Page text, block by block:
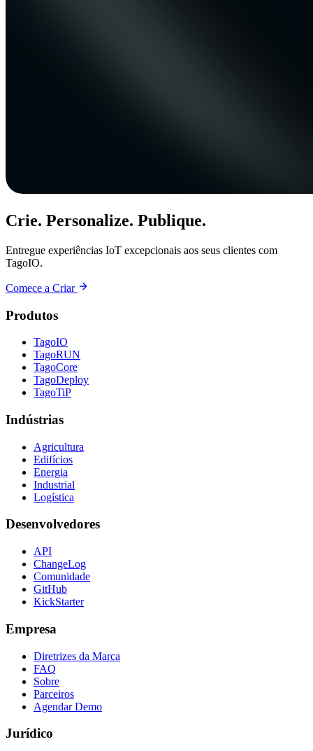
Crie. Personalize. Publique.
Entregue experiências IoT excepcionais aos seus clientes com
TagoIO.
Comece a Criar
Produtos
TagoIO
TagoRUN
TagoCore
TagoDeploy
TagoTiP
Indústrias
Agricultura
Edifícios
Energia
Industrial
Logística
Desenvolvedores
API
ChangeLog
Comunidade
GitHub
KickStarter
Empresa
Diretrizes da Marca
FAQ
Sobre
Parceiros
Agendar Demo
Jurídico